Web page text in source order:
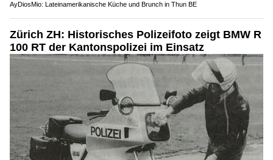
AyDiosMio: Lateinamerikanische Küche und Brunch in Thun BE
Zürich ZH: Historisches Polizeifoto zeigt BMW R
100 RT der Kantonspolizei im Einsatz